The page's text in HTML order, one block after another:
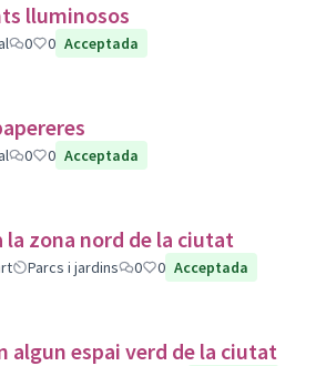
lluminosos
0 0 Acceptada
0 0 Acceptada
la zona nord de la ciutat
Parcs i jardins 0 0 Acceptada
algun espai verd de la ciutat